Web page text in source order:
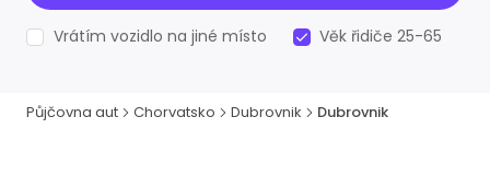
Vrátím vozidlo na jiné místo Věk řidiče 25-65
Půjčovna aut Chorvatsko Dubrovnik Dubrovnik